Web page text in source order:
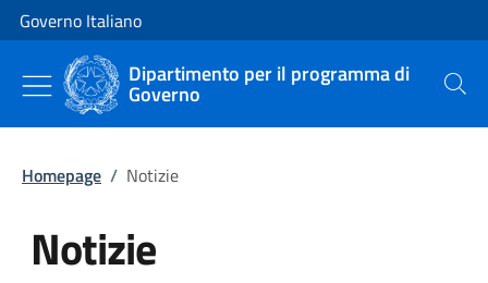
Vai al contenuto
Vai alla navigazione del sito
Governo Italiano
Dipartimento per il programma di
Governo Cerca
Homepage / Notizie
Notizie